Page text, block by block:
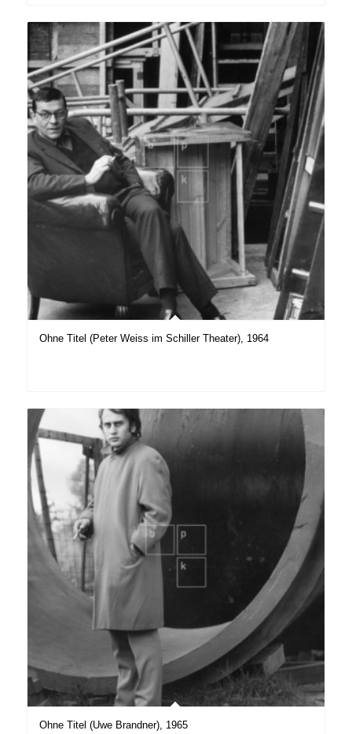
Ohne Titel (Peter Weiss im Schiller Theater), 1964
Ohne Titel (Uwe Brandner), 1965